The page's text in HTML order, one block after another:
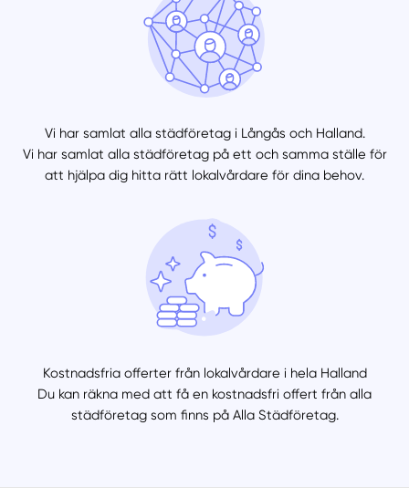
Vi har samlat alla städföretag i Långås och Halland.
Vi har samlat alla städföretag på ett och samma ställe för
att hjälpa dig hitta rätt lokalvårdare för dina behov.
Kostnadsfria offerter från lokalvårdare i hela Halland
Du kan räkna med att få en kostnadsfri offert från alla
städföretag som finns på Alla Städföretag.